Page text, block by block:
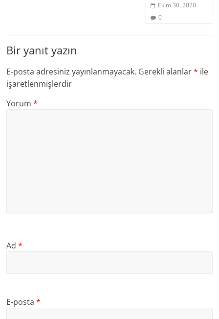
Ekim 30, 2020
0
Bir yanıt yazın
E-posta adresiniz yayınlanmayacak. Gerekli alanlar* ile
işaretlenmişlerdir
Yorum*
Ad*
E-posta*